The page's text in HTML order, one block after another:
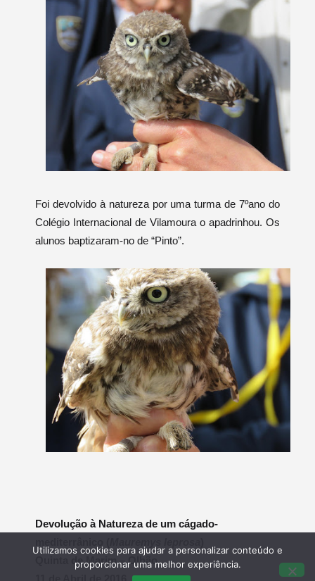
Foi devolvido à natureza por uma turma de 7ºano do
Colégio Internacional de Vilamoura o apadrinhou. Os
alunos baptizaram-no de “Pinto”.
Devolução à Natureza de um cágado-
Quinta de Marim – Olhão
Utilizamos cookies para ajudar a personalizar conteúdo e
proporcionar uma melhor experiência.